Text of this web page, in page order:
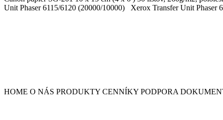
Unit Phaser 6115/6120 (20000/10000) Xerox Transfer Unit Phaser
HOME O NÁS PRODUKTY CENNÍKY PODPORA